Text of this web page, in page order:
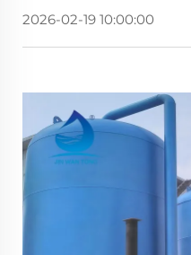
2026-02-19 10:00:00